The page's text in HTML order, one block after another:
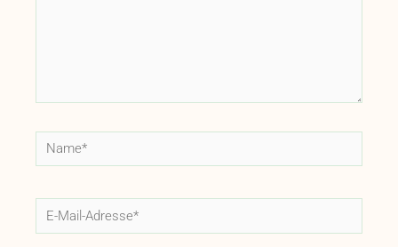
Name*
Mail-